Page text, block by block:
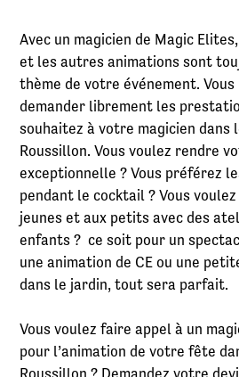
Avec un magicien de Magic
et les autres animations sont
thème de votre événement. Vous
demander librement les
souhaitez à votre magicien dans
Roussillon. Vous voulez rendre
exceptionnelle ? Vous préférez
pendant le cocktail ? Vous
jeunes et aux petits avec des
enfants ? ce soit pour un
une animation de CE ou une
dans le jardin, tout sera parfait.
Vous voulez faire appel à un
pour l’animation de votre fête
Roussillon ? Demandez votre